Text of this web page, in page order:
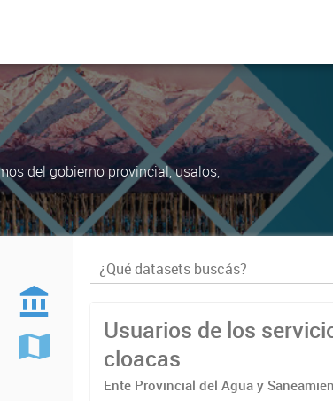
del gobierno provincial, usalos,
Usuarios de los
cloacas
Ente Provincial del Agua y